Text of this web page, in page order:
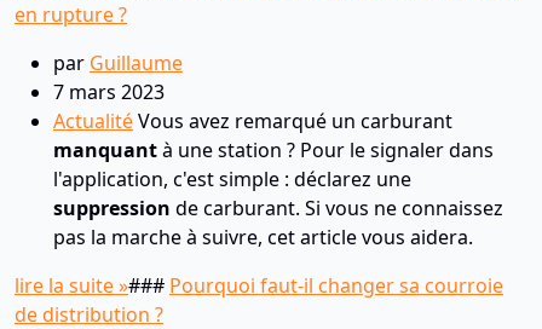
en rupture ?
par Guillaume
7 mars 2023
ActualitéVous avez remarqué un carburant
manquantà une station ? Pour le signaler dans
l'application, c'est simple : déclarez une
suppression de carburant. Si vous ne connaissez
pas la marche à suivre, cet article vous aidera.
lire la suite »### Pourquoi faut-il changer sa courroie
de distribution ?